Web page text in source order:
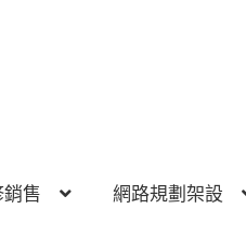
售 網路規劃架設